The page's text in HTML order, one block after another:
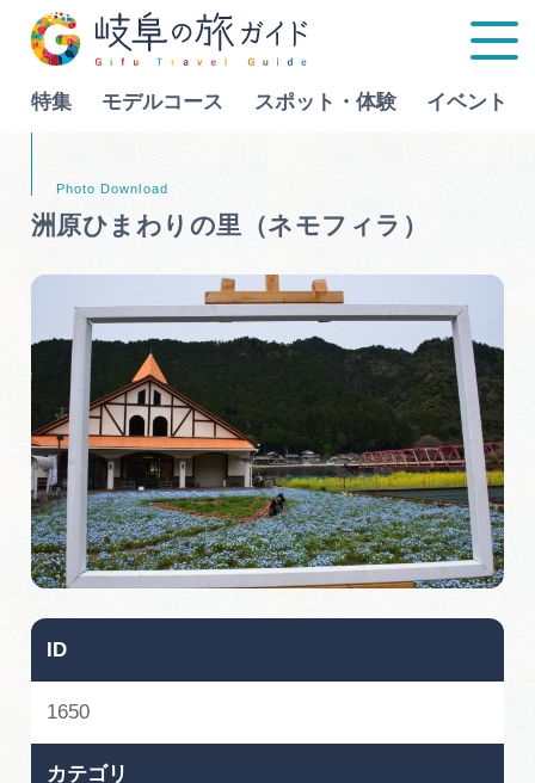
特集 モデルコース スポット・体験 イベント
特集
モデルコース
スポット・体験
イベント
グルメ
旅の予約
インフォメーション
ぎふ旅レポーター記事
Language
行きたいリストを見る
洲原ひまわりの里（ネモフィラ）
ID
1650
カテゴリ